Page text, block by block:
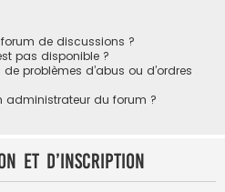
de discussions ?
pas disponible ?
problèmes d’abus ou d’ordres
du forum ?
et d’inscription